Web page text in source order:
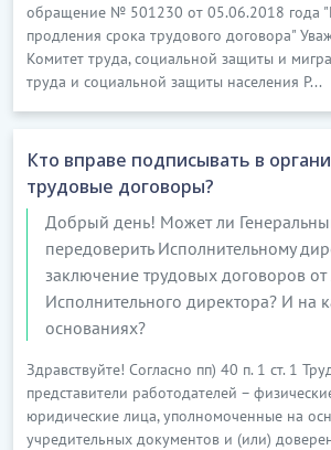
обращение № 501230 от 05.06.2018 года
продления срока трудового договора"
Комитет труда, социальной защиты и
труда и социальной защиты населения Р...
Кто вправе подписывать в
трудовые договоры?
Добрый день! Может ли
передоверить Исполнительному
заключение трудовых договоров от
Исполнительного директора? И на
основаниях?
Здравствуйте! Согласно пп) 40 п. 1 ст. 1
представители работодателей –
юридические лица, уполномоченные на
учредительных документов и (или)